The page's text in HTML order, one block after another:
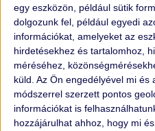
egy eszközön, például sütik
dolgozunk fel, például egyedi
információkat, amelyeket az
hirdetésekhez és tartalomhoz,
méréséhez,
küld. Az Ön engedélyével mi és
módszerrel szerzett pontos
információkat is
hozzájárulhat ahhoz, hogy mi